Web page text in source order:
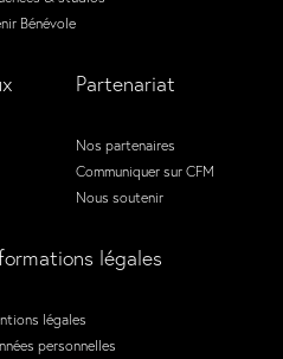
Bénévole
Partenariat
Nos partenaires
Communiquer sur CFM
Nous soutenir
légales
légales
personnelles